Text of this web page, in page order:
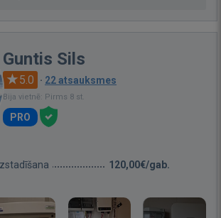
Guntis Sils
5.0 · 22 atsauksmes
Bija vietnē: Pirms 8 st.
PRO
120,00€/gab.